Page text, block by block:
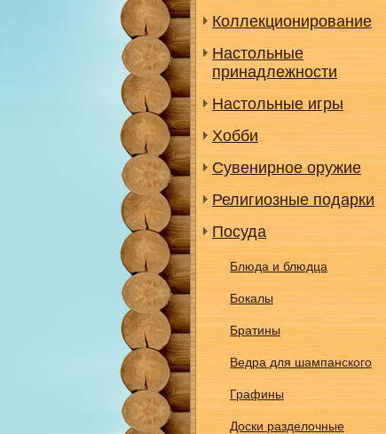
Коллекционирование
Настольные
принадлежности
Настольные игры
Хобби
Сувенирное оружие
Религиозные подарки
Посуда
Блюда и блюдца
Бокалы
Братины
Ведра для шампанского
Графины
Доски разделочные